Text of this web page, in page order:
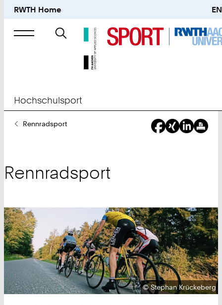
RWTH Home EN
Suche
nach
Hochschulsport
SieRennradsport
Rennradsport
Urheberrecht:
©Stephan Krückeberg